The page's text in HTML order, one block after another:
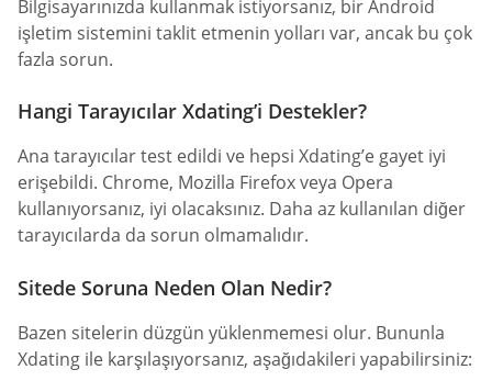
Bilgisayarınızda kullanmak istiyorsanız, bir Android
işletim sistemini taklit etmenin yolları var, ancak bu çok
fazla sorun.
Hangi Tarayıcılar Xdating’i Destekler?
Ana tarayıcılar test edildi ve hepsi Xdating’e gayet iyi
erişebildi. Chrome, Mozilla Firefox veya Opera
kullanıyorsanız, iyi olacaksınız. Daha az kullanılan diğer
tarayıcılarda da sorun olmamalıdır.
Sitede Soruna Neden Olan Nedir?
Bazen sitelerin düzgün yüklenmemesi olur. Bununla
Xdating ile karşılaşıyorsanız, aşağıdakileri yapabilirsiniz: